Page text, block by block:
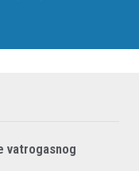
vatrogasnog